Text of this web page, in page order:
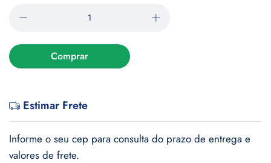
Comprar
Estimar Frete
Informe o seu cep para consulta do prazo de entrega e
valores de frete.